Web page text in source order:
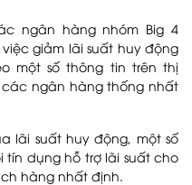
ngân hàng nhóm Big 4
giảm lãi suất huy động
một số thông tin trên thị
ngân hàng thống nhất
lãi suất huy động, một số
dụng hỗ trợ lãi suất cho
hàng nhất định.